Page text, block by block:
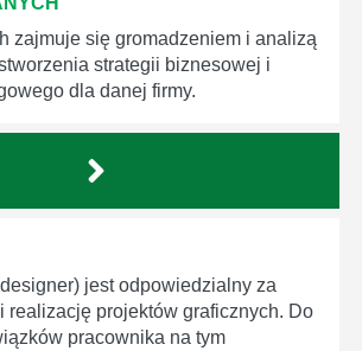
zajmuje się gromadzeniem i analizą
strategii biznesowej i
dla danej firmy.
jest odpowiedzialny za
realizację projektów graficznych. Do
pracownika na tym